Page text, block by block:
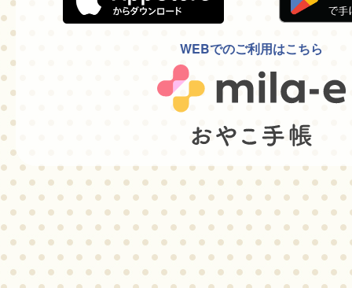
WEBでのご利用はこちら